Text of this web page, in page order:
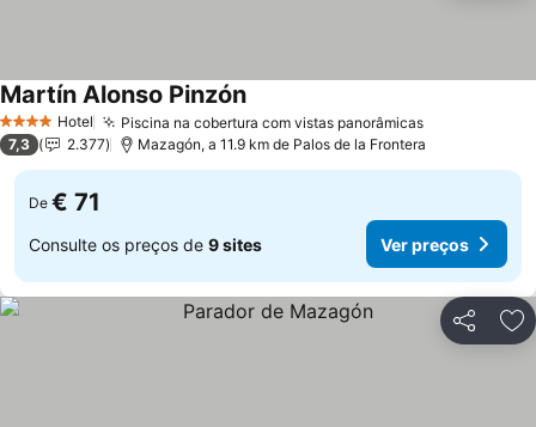
4 EstrelasHotel Piscina na cobertura com vistas panorâmicas
Martín Alonso Pinzón
7,3 2.377 Mazagón, a 11.9 km de Palos de la Frontera
De € 71
Consulte os preços de 9 sites Ver preços
Partilhar